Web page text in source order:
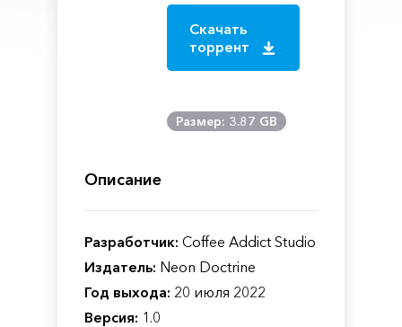
Скачать
торрент
Размер: 3.87 GB
Описание
Разработчик: Coffee Addict Studio
Издатель: Neon Doctrine
Год выхода: 20 июля 2022
Версия: 1.0